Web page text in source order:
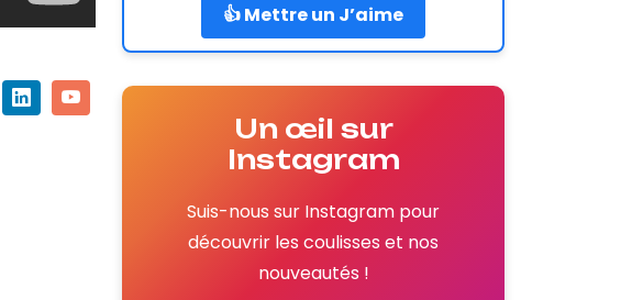
👍 Mettre un J’aime
Un œil sur
Instagram
Suis-nous sur Instagram pour
découvrir les coulisses et nos
nouveautés !